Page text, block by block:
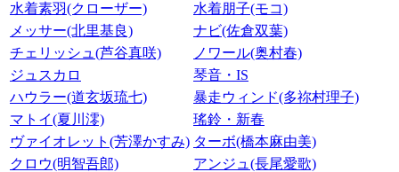
水着素羽(クローザー)
水着朋子(モコ)
メッサー(北里基良)
ナビ(佐倉双葉)
チェリッシュ(芦谷真咲)
ノワール(奥村春)
ジュスカロ
琴音・IS
ハウラー(道玄坂琉七)
暴走ウィンド(多祢村理子)
マトイ(夏川澪)
瑤鈴・新春
ヴァイオレット(芳澤かすみ) ターボ(橋本麻由美)
クロウ(明智吾郎)
アンジュ(長尾愛歌)